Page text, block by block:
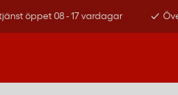
öppet 08 - 17 vardagar